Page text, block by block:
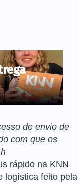
de envio de
com que os
rápido na KNN
logística feito pela